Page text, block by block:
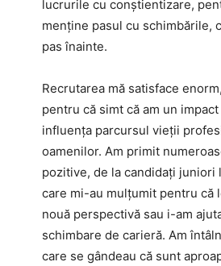
lucrurile cu conștientizare,
menține pasul cu schimbările,
pas înainte.
Recrutarea mă satisface
pentru că simt că am un
influența parcursul vieții
oamenilor. Am primit
pozitive, de la candidați juniori
care mi-au mulțumit pentru că
nouă perspectivă sau i-am
schimbare de carieră. Am
care se gândeau că sunt